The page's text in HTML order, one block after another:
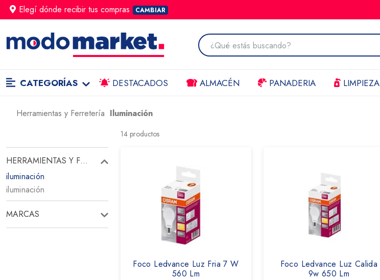
Elegí dónde recibir tus compras CAMBIAR
CATEGORÍAS DESTACADOS ALMACÉN PANADERIA LIMPIEZA
Herramientas y Ferretería Iluminación
14 productos
HERRAMIENTAS Y FERRETERÍA
iluminación
iluminación
MARCAS
LEDVANCE
Foco Ledvance Luz Fria 7 W
560 Lm
Foco Ledvance Luz Calida
9w 650 Lm